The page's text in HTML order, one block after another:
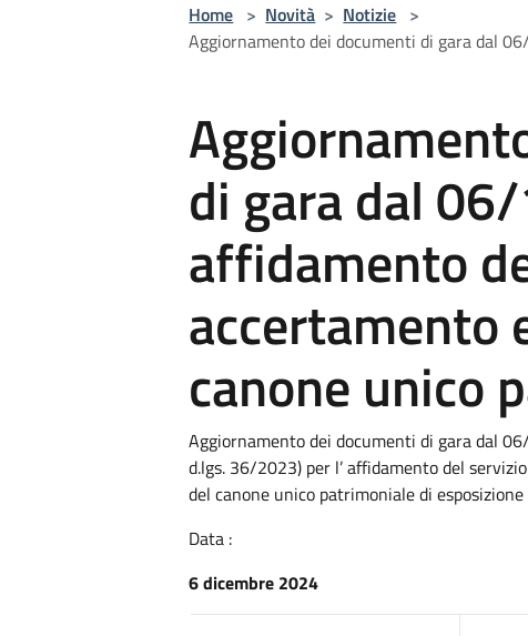
Home > Novità > Notizie >
Aggiornamento dei documenti di gara dal
di gara dal
affidamento
accertamento
canone unico
Aggiornamento dei documenti di gara dal
d.lgs. 36/2023) per l’ affidamento del
del canone unico patrimoniale di
Data :
6 dicembre 2024